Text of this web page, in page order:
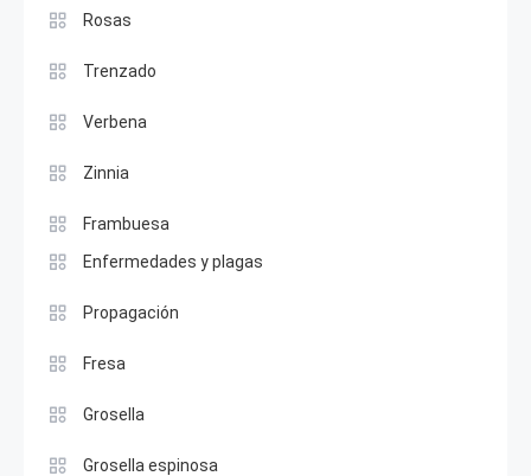
Rosas
Trenzado
Verbena
Zinnia
Frambuesa
Enfermedades y plagas
Propagación
Fresa
Grosella
Grosella espinosa